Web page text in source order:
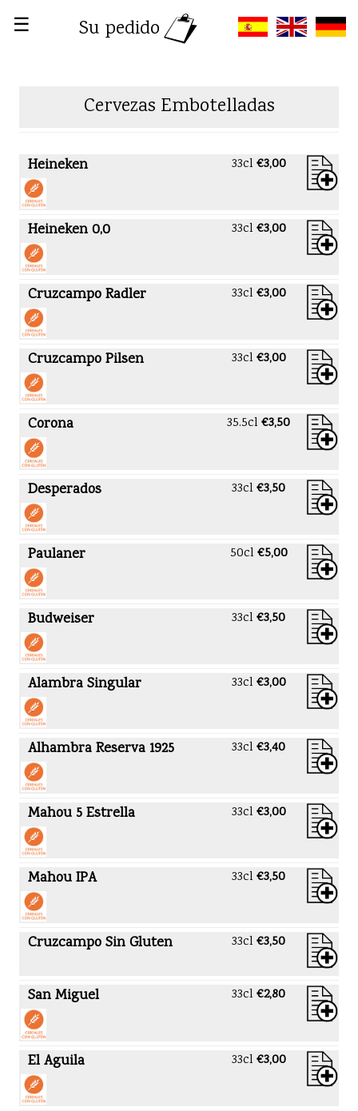
☰ Su pedido
Cervezas Embotelladas
Heineken 33cl €3,00
Heineken 0,0 33cl €3,00
Cruzcampo Radler 33cl €3,00
Cruzcampo Pilsen 33cl €3,00
Corona 35.5cl €3,50
Desperados 33cl €3,50
Paulaner 50cl €5,00
Budweiser 33cl €3,50
Alambra Singular 33cl €3,00
Alhambra Reserva 1925 33cl €3,40
Mahou 5 Estrella 33cl €3,00
Mahou IPA 33cl €3,50
Cruzcampo Sin Gluten 33cl €3,50
San Miguel 33cl €2,80
El Aguila 33cl €3,00